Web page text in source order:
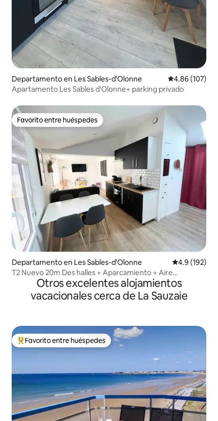
Departamento en Les Sables-d'Olonne Calificación
4.86 (107)
Apartamento Les Sables d'Olonne+ parking privado
Favorito entre huéspedes
Favorito entre huéspedes
Departamento en Les Sables-d'Olonne Calificación
4.9 (192)
T2 Nuevo 20m Des halles + Aparcamiento + Aire
acondicionado
Otros excelentes alojamientos
vacacionales cerca de La Sauzaie
De los mejores en Favorito entre huéspedes
Favorito entre huéspedes